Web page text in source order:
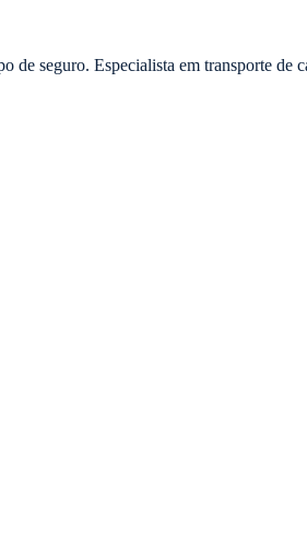
de seguro. Especialista em transporte